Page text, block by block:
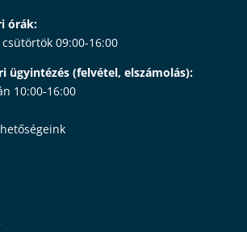
órák:
09:00-16:00
ügyintézés (felvétel, elszámolás):
10:00-16:00